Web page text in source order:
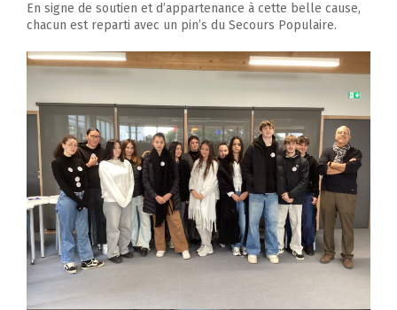
En signe de soutien et d’appartenance à cette belle cause,
chacun est reparti avec un pin’s du Secours Populaire.